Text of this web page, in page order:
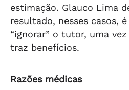
estimação. Glauco Lima
resultado, nesses casos,
“ignorar” o tutor, uma
traz benefícios.
Razões médicas